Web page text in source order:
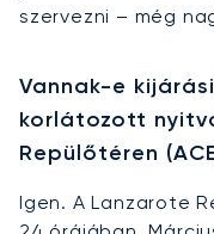
szervezni – még
Vannak-e
korlátozott
Repülőtéren
Igen. A Lanzarote